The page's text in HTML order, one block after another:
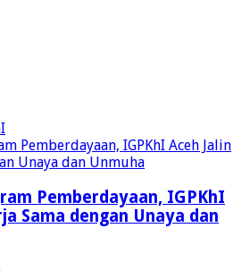
Pemberdayaan, IGPKhI
Sama dengan Unaya dan